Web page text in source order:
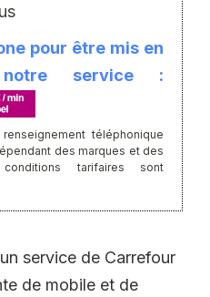
pour être mis en
service :
téléphonique
des marques et des
tarifaires sont
service de Carrefour
de mobile et de